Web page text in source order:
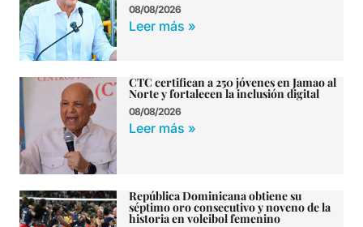
08/08/2026
Leer más »
CTC certifican a 250 jóvenes en Jamao al
Norte y fortalecen la inclusión digital
08/08/2026
Leer más »
República Dominicana obtiene su
séptimo oro consecutivo y noveno de la
historia en voleibol femenino